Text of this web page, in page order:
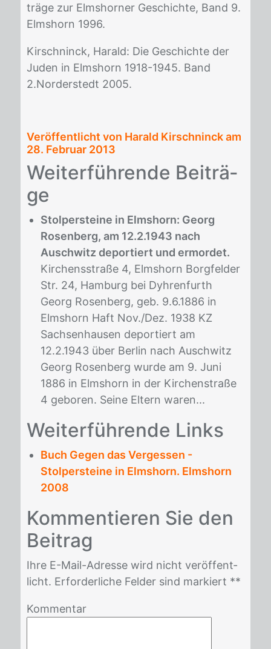
trä­ge zur Elms­hor­ner Ge­schich­te, Band 9.
Elms­horn 1996.
Kir­sch­ninck, Ha­rald: Die Ge­schich­te der
Ju­den in Elms­horn 1918-1945. Band
2.Nor­der­stedt 2005.
Veröffentlicht von Harald Kirschninck am
28. Februar 2013
Wei­ter­füh­ren­de Bei­trä­
ge
Stolpersteine in Elmshorn: Georg
Rosenberg, am 12.2.1943 nach
Auschwitz deportiert und ermordet.
Kirchensstraße 4, Elmshorn Borgfelder
Str. 24, Hamburg bei Dyhrenfurth
Georg Rosenberg, geb. 9.6.1886 in
Elmshorn Haft Nov./Dez. 1938 KZ
Sachsenhausen deportiert am
12.2.1943 über Berlin nach Auschwitz
Georg Rosenberg wurde am 9. Juni
1886 in Elmshorn in der Kirchenstraße
4 geboren. Seine Eltern waren...
Wei­ter­füh­ren­de Links
Buch Gegen das Vergessen -
Stolpersteine in Elmshorn. Elmshorn
2008
Kom­men­tie­ren Sie den
Bei­trag
Ihre E-Mail-Adres­se wird nicht ver­öf­fent­
licht. Er­for­der­li­che Fel­der sind mar­kiert **
Kommentar